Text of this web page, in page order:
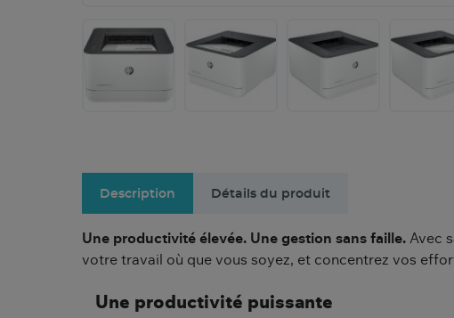
Description Détails du produit
Une productivité élevée. Une gestion sans faille. Avec
votre travail où que vous soyez, et concentrez vos
Une productivité puissante